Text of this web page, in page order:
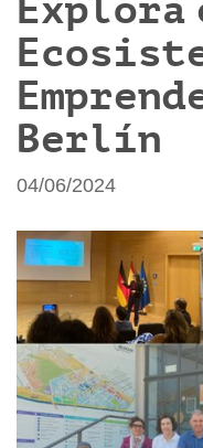
Explora
Berlín
04/06/2024